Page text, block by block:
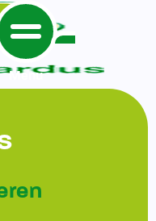
(TSO)
Menu